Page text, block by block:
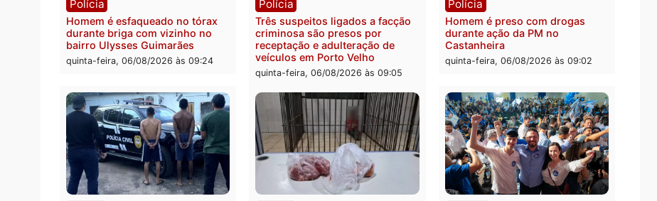
Ministro Dias Tofolli , do TSE,
determina reabertura e
processamento da ação que
pode levar à perda do mandato
da prefeita de Pimenta Bueno
Policiais militares recuperam
moto furtada e prendem trio na
zona Leste
quinta-feira, 06/08/2026 às 09:28
Rua dos Cravos e caso é
investigado pela polícia em RO
quinta-feira, 06/08/2026 às 09:26